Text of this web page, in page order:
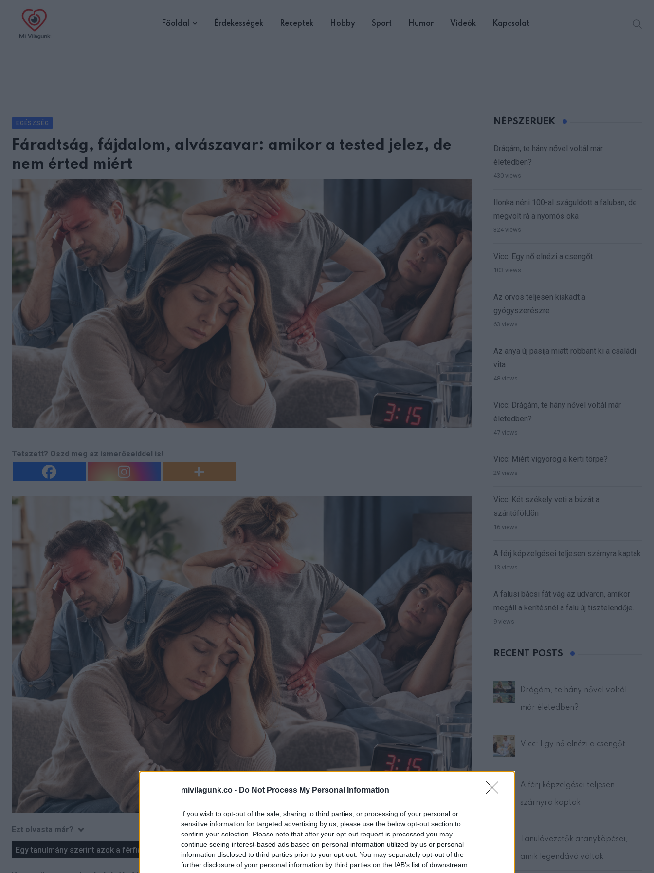
mivilagunk.co - Do Not Process My Personal Information
If you wish to opt-out of the sale, sharing to third parties, or processing of your personal or
sensitive information for targeted advertising by us, please use the below opt-out section to
confirm your selection. Please note that after your opt-out request is processed you may
continue seeing interest-based ads based on personal information utilized by us or personal
information disclosed to third parties prior to your opt-out. You may separately opt-out of the
further disclosure of your personal information by third parties on the IAB’s list of downstream
content
Főoldal Érdekességek Receptek Hobby Sport Humor Videók Kapcsolat
EGÉSZSÉG
Fáradtság, fájdalom, alvászavar: amikor a tested jelez, de
nem érted miért
Tetszett? Oszd meg az ismerőseiddel is!
Ezt olvasta már?
Egy tanulmány szerint azok a férfiak, akik havonta ilyen ritkán ejakulálnak, nagyobb prosztatarák-kockázatnak lehetnek kitéve.
NÉPSZERŰEK
Drágám, te hány nővel voltál már
életedben?
430 views
Ilonka néni 100-al száguldott a faluban, de
megvolt rá a nyomós oka
324 views
Vicc: Egy nő elnézi a csengőt
103 views
Az orvos teljesen kiakadt a
gyógyszerészre
63 views
Az anya új pasija miatt robbant ki a családi
vita
48 views
Vicc: Drágám, te hány nővel voltál már
életedben?
47 views
Vicc: Miért vigyorog a kerti törpe?
29 views
Vicc: Két székely veti a búzát a
szántóföldön
16 views
A férj képzelgései teljesen szárnyra kaptak
13 views
A falusi bácsi fát vág az udvaron, amikor
megáll a kerítésnél a falu új tisztelendője.
9 views
RECENT POSTS
Drágám, te hány nővel voltál
már életedben?
Vicc: Egy nő elnézi a csengőt
A férj képzelgései teljesen
szárnyra kaptak
Tanulóvezetők aranyköpései,
amik legendává váltak